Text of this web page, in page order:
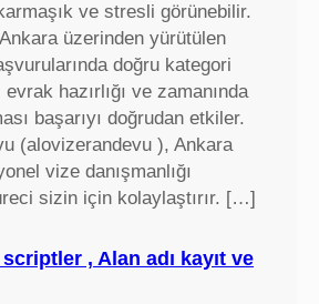
ve stresli görünebilir.
üzerinden yürütülen
doğru kategori
hazırlığı ve zamanında
başarıyı doğrudan etkiler.
(alovizerandevu ), Ankara
vize danışmanlığı
sizin için kolaylaştırır. […]
, Alan adı kayıt ve